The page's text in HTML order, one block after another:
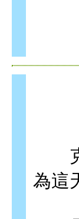
克
為這